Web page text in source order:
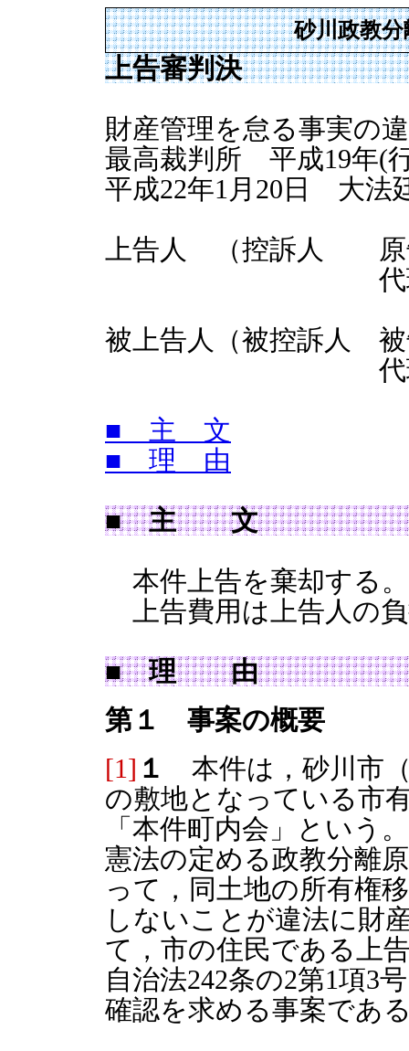
砂川政教
上告審判決
財産管理を怠る事実の
最高裁判所 平成19年(
平成22年1月20日 大
上告人 （控訴人 原
代理人 石
被上告人（被控訴人
代理人 新
■ 主 文
■ 理 由
■ 主 文
本件上告を棄却する。
上告費用は上告人の
■ 理 由
第１ 事案の概要
[1] １
本件は，砂川市
の敷地となっている市
「本件町内会」という
憲法の定める政教分離
って，同土地の所有権
しないことが違法に財
て，市の住民である上
自治法242条の2第1項3
確認を求める事案であ